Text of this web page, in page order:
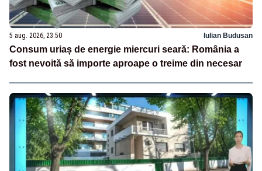
5 aug. 2026, 23:50 Iulian Budusan
Consum uriaș de energie miercuri seară: România a
fost nevoită să importe aproape o treime din necesar